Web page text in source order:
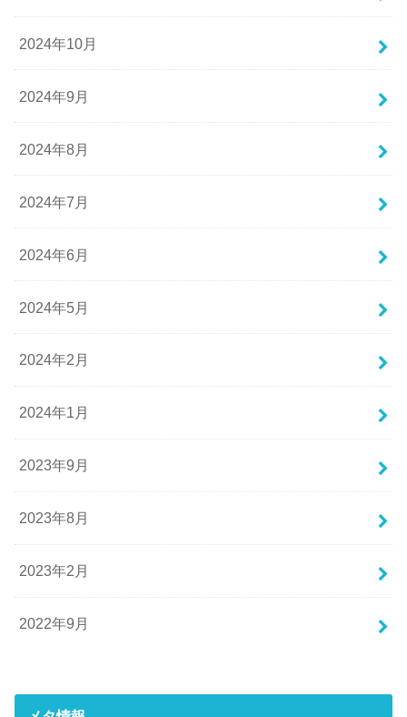
2024年10月
2024年9月
2024年8月
2024年7月
2024年6月
2024年5月
2024年2月
2024年1月
2023年9月
2023年8月
2023年2月
2022年9月